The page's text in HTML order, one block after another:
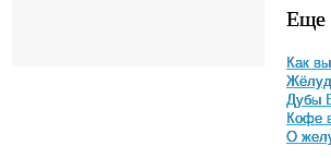
Еще
Как
Дубы
Кофе
О